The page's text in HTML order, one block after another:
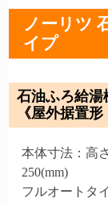
ノーリツ
イプ
石油ふろ給湯
《屋外据置
本体寸法：高
250(mm)
フルオートタ